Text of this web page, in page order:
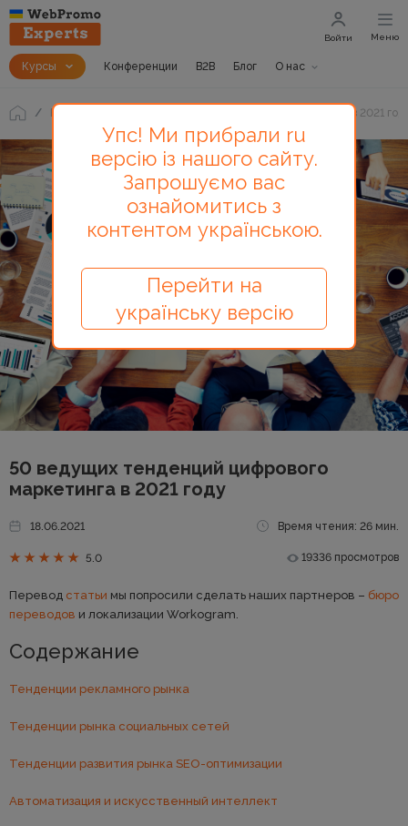
Курсы Конференции B2B Блог О нас
Войти Меню
Блог 50 ведущих тенденций цифрового маркетинга в 2021
50 ведущих тенденций цифрового
маркетинга в 2021 году
18.06.2021 Время чтения: 26 мин.
5.0 19336 просмотров
Перевод статьи мы попросили сделать наших партнеров – бюро
переводов и локализации Workogram.
Содержание
Тенденции рекламного рынка
Тенденции рынка социальных сетей
Тенденции развития рынка SEO-оптимизации
Автоматизация и искусственный интеллект
Упс! Ми прибрали ru
версію із нашого сайту.
Запрошуємо вас
ознайомитись з
контентом українською.
Перейти на
українську версію